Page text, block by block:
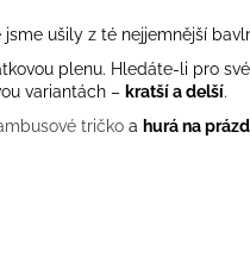
jsme ušily z té nejjemnější
plenu. Hledáte-li pro
variantách – kratší a delší.
tričko a hurá na